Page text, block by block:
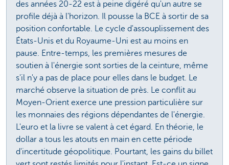
des années 20-22 est à peine digéré qu'un autre se
profile déjà à l'horizon. Il pousse la BCE à sortir de sa
position confortable. Le cycle d'assouplissement des
États-Unis et du Royaume-Uni est au moins en
pause. Entre-temps, les premières mesures de
soutien à l'énergie sont sorties de la ceinture, même
s'il n'y a pas de place pour elles dans le budget. Le
marché observe la situation de près. Le conflit au
Moyen-Orient exerce une pression particulière sur
les monnaies des régions dépendantes de l'énergie.
L'euro et la livre se valent à cet égard. En théorie, le
dollar a tous les atouts en main en cette période
d'incertitude géopolitique. Pourtant, les gains du billet